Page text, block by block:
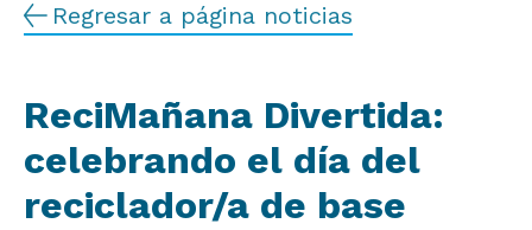
Regresar a página noticias
ReciMañana Divertida:
celebrando el día del
reciclador/a de base